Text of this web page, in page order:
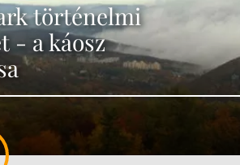
történelmi
- a káosz